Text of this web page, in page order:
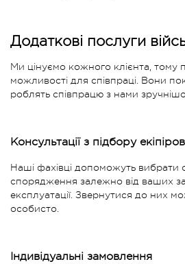
Додаткові послуги
Ми цінуємо кожного клієнта, тому
можливості для співпраці. Вони
роблять співпрацю з нами
Консультації з підбору
Наші фахівці допоможуть вибрати
спорядження залежно від ваших
експлуатації. Звернутися до них
особисто.
Індивідуальні замовлення